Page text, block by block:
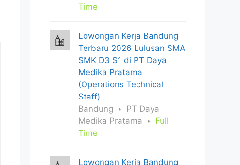
Time
Lowongan Kerja Bandung
Terbaru 2026 Lulusan SMA
SMK D3 S1 di PT Daya
Medika Pratama
(Operations Technical
Staff)
Bandung
PT Daya
Medika Pratama
Full
Time
Lowongan Kerja Bandung